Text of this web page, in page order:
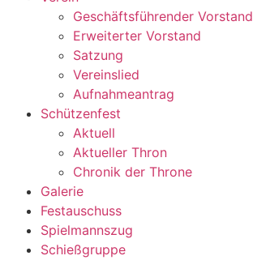
Geschäftsführender Vorstand
Erweiterter Vorstand
Satzung
Vereinslied
Aufnahmeantrag
Schützenfest
Aktuell
Aktueller Thron
Chronik der Throne
Galerie
Festauschuss
Spielmannszug
Schießgruppe